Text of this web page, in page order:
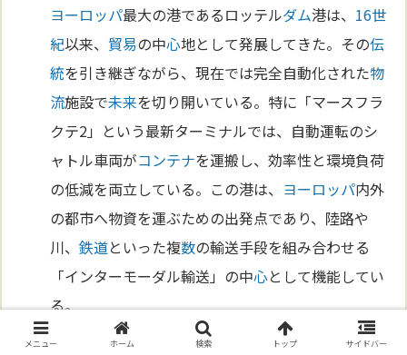
ヨーロッパ最大の港であるロッテルダム港は、 16世
紀以来、貿易の中心地として発展してきた。その伝
統を引き継ぎながら、現在では完全自動化された物
流施設で未来を切り開いている。特に「マースフラ
クテ2」という最新ターミナルでは、自動運転のシ
ャトル車両がコンテナを運搬し、効率性と環境負荷
の低減を両立している。この港は、 ヨーロッパ内外
の都市へ物資を運ぶための出発点であり、陸路や
川、鉄道といった複数の輸送手段を組み合わせる
「インターモーダル輸送」の中心として機能してい
る。
メニュー ホーム 検索 トップ サイドバー